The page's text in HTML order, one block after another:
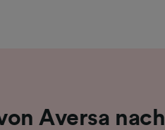
Aversa nach